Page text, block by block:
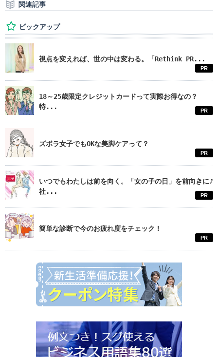
関連記事
ピックアップ
視点を変えれば、世の中は変わる。「Rethink PR...
PR
18～25歳限定クレジットカードって実際お得なの？
特...
PR
ズボラ女子でもOKな美脚ケアって？
PR
いつでもわたしは前を向く。「女の子の日」を前向きに♪
社...
PR
簡単な診断で今のお疲れ度をチェック！
PR